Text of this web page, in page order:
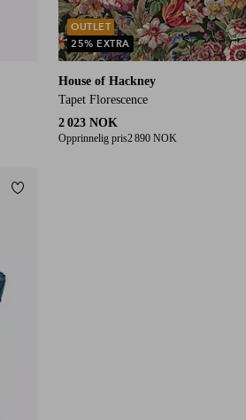
House of Hackney
Tapet Florescence
2 023 NOK
Opprinnelig pris2 890 NOK
OUTLET
25% EXTRA
Legg til favoritter